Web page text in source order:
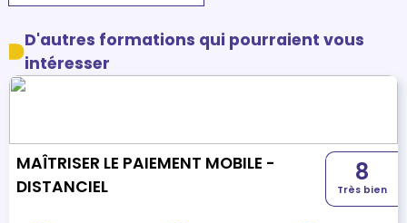
D'autres formations qui pourraient vous
intéresser
MAÎTRISER LE PAIEMENT MOBILE -
DISTANCIEL
8
Très bien